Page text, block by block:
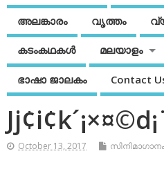
അലങ്കാരം വൃത്തം
കടംകഥകള്‍ മലയാളം
ഭാഷാ ജാലകം Contact
October 13, 2017 സിനിമാഗാനം